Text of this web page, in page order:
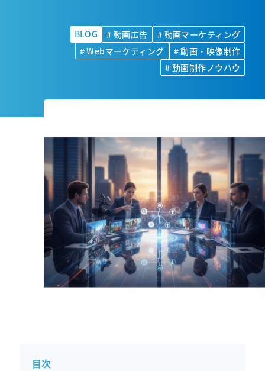
BLOG # 動画広告
# 動画マーケティング
# Webマーケティング
# 動画・映像制作
# 動画制作ノウハウ
目次